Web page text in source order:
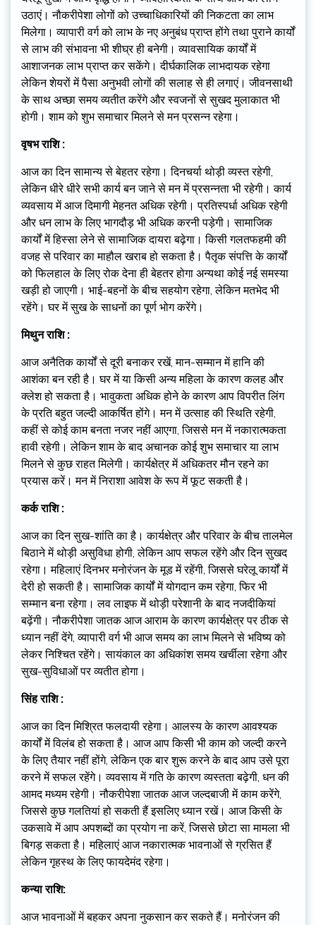
उठाएं। नौकरीपेशा लोगों को उच्चाधिकारियों की निकटता का लाभ
मिलेगा। व्यापारी वर्ग को लाभ के नए अनुबंध प्राप्त होंगे तथा पुराने कार्यों
से लाभ की संभावना भी शीघ्र ही बनेगी। व्यावसायिक कार्यों में
आशाजनक लाभ प्राप्त कर सकेंगे। दीर्घकालिक लाभदायक रहेगा
लेकिन शेयरों में पैसा अनुभवी लोगों की सलाह से ही लगाएं। जीवनसाथी
के साथ अच्छा समय व्यतीत करेंगे और स्वजनों से सुखद मुलाकात भी
होगी। शाम को शुभ समाचार मिलने से मन प्रसन्न रहेगा।
वृषभ राशि :
आज का दिन सामान्य से बेहतर रहेगा। दिनचर्या थोड़ी व्यस्त रहेगी,
लेकिन धीरे धीरे सभी कार्य बन जाने से मन में प्रसन्नता भी रहेगी। कार्य
व्यवसाय में आज दिमागी मेहनत अधिक रहेगी। प्रतिस्पर्धा अधिक रहेगी
और धन लाभ के लिए भागदौड़ भी अधिक करनी पड़ेगी। सामाजिक
कार्यों में हिस्सा लेने से सामाजिक दायरा बढ़ेगा। किसी गलतफहमी की
वजह से परिवार का माहौल खराब हो सकता है। पैतृक संपत्ति के कार्यों
को फिलहाल के लिए रोक देना ही बेहतर होगा अन्यथा कोई नई समस्या
खड़ी हो जाएगी। भाई-बहनों के बीच सहयोग रहेगा, लेकिन मतभेद भी
रहेंगे। घर में सुख के साधनों का पूर्ण भोग करेंगे।
मिथुन राशि :
आज अनैतिक कार्यों से दूरी बनाकर रखें, मान-सम्मान में हानि की
आशंका बन रही है। घर में या किसी अन्य महिला के कारण कलह और
क्लेश हो सकता है। भावुकता अधिक होने के कारण आप विपरीत लिंग
के प्रति बहुत जल्दी आकर्षित होंगे। मन में उत्साह की स्थिति रहेगी,
कहीं से कोई काम बनता नजर नहीं आएगा, जिससे मन में नकारात्मकता
हावी रहेगी। लेकिन शाम के बाद अचानक कोई शुभ समाचार या लाभ
मिलने से कुछ राहत मिलेगी। कार्यक्षेत्र में अधिकतर मौन रहने का
प्रयास करें। मन में निराशा आवेश के रूप में फूट सकती है।
कर्क राशि :
आज का दिन सुख-शांति का है। कार्यक्षेत्र और परिवार के बीच तालमेल
बिठाने में थोड़ी असुविधा होगी, लेकिन आप सफल रहेंगे और दिन सुखद
रहेगा। महिलाएं दिनभर मनोरंजन के मूड में रहेंगी, जिससे घरेलू कार्यों में
देरी हो सकती है। सामाजिक कार्यों में योगदान कम रहेगा, फिर भी
सम्मान बना रहेगा। लव लाइफ में थोड़ी परेशानी के बाद नजदीकियां
बढ़ेंगी। नौकरीपेशा जातक आज आराम के कारण कार्यक्षेत्र पर ठीक से
ध्यान नहीं देंगे, व्यापारी वर्ग भी आज समय का लाभ मिलने से भविष्य को
लेकर निश्चित रहेंगे। सायंकाल का अधिकांश समय खर्चीला रहेगा और
सुख-सुविधाओं पर व्यतीत होगा।
सिंह राशि :
आज का दिन मिश्रित फलदायी रहेगा। आलस्य के कारण आवश्यक
कार्यों में विलंब हो सकता है। आज आप किसी भी काम को जल्दी करने
के लिए तैयार नहीं होंगे, लेकिन एक बार शुरू करने के बाद आप उसे पूरा
करने में सफल रहेंगे। व्यवसाय में गति के कारण व्यस्तता बढ़ेगी, धन की
आमद मध्यम रहेगी। नौकरीपेशा जातक आज जल्दबाजी में काम करेंगे,
जिससे कुछ गलतियां हो सकती हैं इसलिए ध्यान रखें। आज किसी के
उकसावे में आप अपशब्दों का प्रयोग ना करें, जिससे छोटा सा मामला भी
बिगड़ सकता है। महिलाएं आज नकारात्मक भावनाओं से ग्रसित हैं
लेकिन गृहस्थ के लिए फायदेमंद रहेगा।
कन्या राशि:
आज भावनाओं में बहकर अपना नुकसान कर सकते हैं। मनोरंजन की